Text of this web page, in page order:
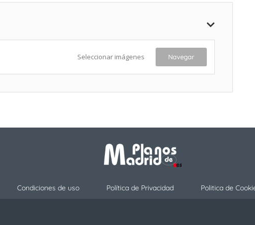
Seleccionar imágenes Navegar
Condiciones de uso Política de Privacidad Politica de